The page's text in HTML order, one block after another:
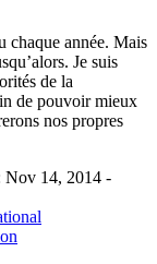
chaque année. Mais
Je suis
de la
de pouvoir mieux
nos propres
Nov 14, 2014 -